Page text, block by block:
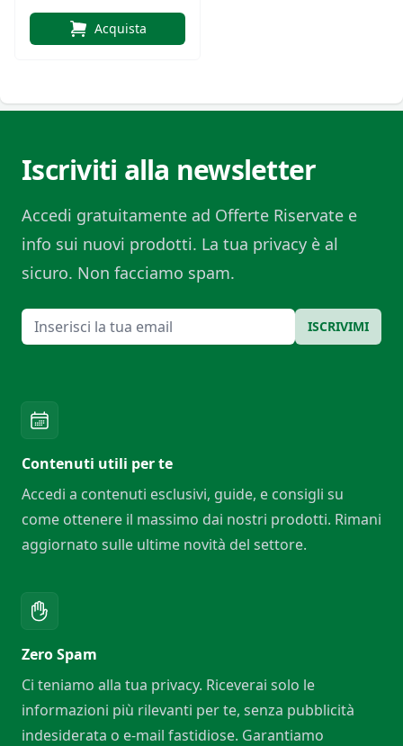
Silvia Art. 1064Acquista
Iscriviti alla newsletter
Accedi gratuitamente ad Offerte Riservate e
info sui nuovi prodotti. La tua privacy è al
sicuro. Non facciamo spam.
Email ISCRIVIMI
Contenuti utili per te
Accedi a contenuti esclusivi, guide, e consigli su
come ottenere il massimo dai nostri prodotti. Rimani
aggiornato sulle ultime novità del settore.
Zero Spam
Ci teniamo alla tua privacy. Riceverai solo le
informazioni più rilevanti per te, senza pubblicità
indesiderata o e-mail fastidiose. Garantiamo